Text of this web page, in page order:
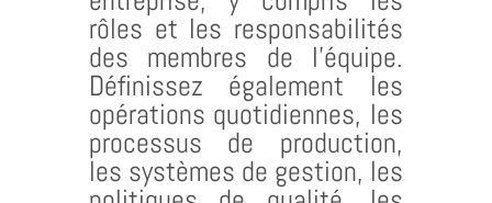
rôles et les responsabilités
des membres de l’équipe.
Définissez également les
opérations quotidiennes, les
processus de production,
les systèmes de gestion, les